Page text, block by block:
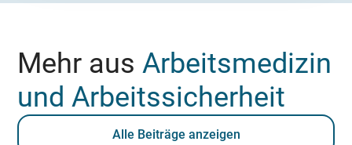
Mehr ausArbeitsmedizin
und Arbeitssicherheit
Alle Beiträge anzeigen